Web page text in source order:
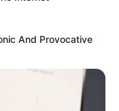
Rusun
And Provocative